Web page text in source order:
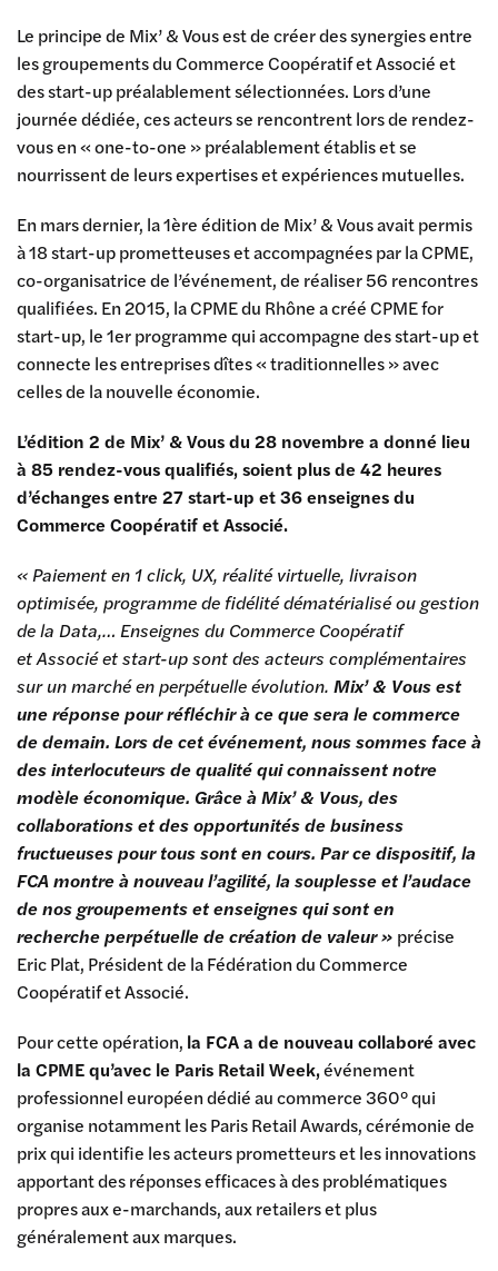
Le principe de Mix’ & Vous est de créer des synergies entre
les groupements du Commerce Coopératif et Associé et
des start-up préalablement sélectionnées. Lors d’une
journée dédiée, ces acteurs se rencontrent lors de rendez-
vous en « one-to-one » préalablement établis et se
nourrissent de leurs expertises et expériences mutuelles.
En mars dernier, la 1ère édition de Mix’ & Vous avait permis
à 18 start-up prometteuses et accompagnées par la CPME,
co-organisatrice de l’événement, de réaliser 56 rencontres
qualifiées. En 2015, la CPME du Rhône a créé CPME for
start-up, le 1er programme qui accompagne des start-up et
connecte les entreprises dîtes « traditionnelles » avec
celles de la nouvelle économie.
L’édition 2 de Mix’ & Vous du 28 novembre a donné lieu
à 85 rendez-vous qualifiés, soient plus de 42 heures
d’échanges entre 27 start-up et 36 enseignes du
Commerce Coopératif et Associé.
« Paiement en 1 click, UX, réalité virtuelle, livraison
optimisée, programme de fidélité dématérialisé ou gestion
de la Data,… Enseignes du Commerce Coopératif
et Associé et start-up sont des acteurs complémentaires
sur un marché en perpétuelle évolution. Mix’ & Vous est
une réponse pour réfléchir à ce que sera le commerce
de demain. Lors de cet événement, nous sommes face à
des interlocuteurs de qualité qui connaissent notre
modèle économique. Grâce à Mix’ & Vous, des
collaborations et des opportunités de business
fructueuses pour tous sont en cours. Par ce dispositif, la
FCA montre à nouveau l’agilité, la souplesse et l’audace
de nos groupements et enseignes qui sont en
recherche perpétuelle de création de valeur » précise
Eric Plat, Président de la Fédération du Commerce
Coopératif et Associé.
Pour cette opération, la FCA a de nouveau collaboré avec
la CPME qu’avec le Paris Retail Week,événement
professionnel européen dédié au commerce 360° qui
organise notamment les Paris Retail Awards, cérémonie de
prix qui identifie les acteurs prometteurs et les innovations
apportant des réponses efficaces à des problématiques
propres aux e-marchands, aux retailers et plus
généralement aux marques.